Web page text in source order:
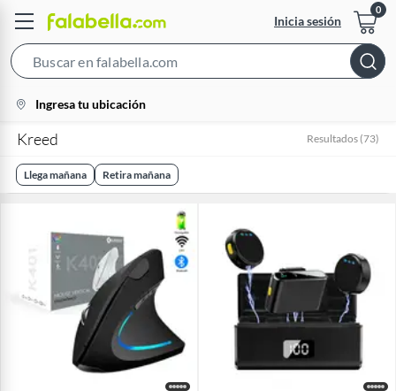
Inicia sesión
Bar
location-
icon
Ingresa tu ubicación
Kreed Resultados (73)
Llega mañana Retira mañana